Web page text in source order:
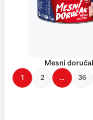
Mesni
1 2 … 36